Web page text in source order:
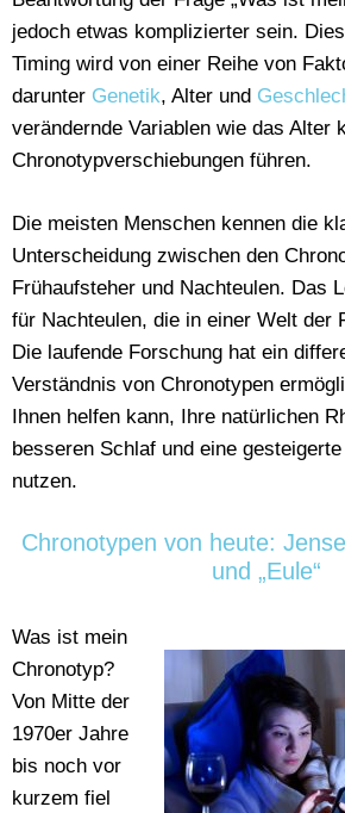
jedoch etwas komplizierter sein.
Timing wird von einer Reihe von
darunter Genetik, Alter und
verändernde Variablen wie das Alter
Chronotypverschiebungen führen.
Die meisten Menschen kennen die
Unterscheidung zwischen den
Frühaufsteher und Nachteulen. Das
für Nachteulen, die in einer Welt der
Die laufende Forschung hat ein
Verständnis von Chronotypen
Ihnen helfen kann, Ihre natürlichen
besseren Schlaf und eine
nutzen.
Chronotypen von heute:
und „Eule“
Was ist mein
Chronotyp?
Von Mitte der
1970er Jahre
bis noch vor
kurzem fiel